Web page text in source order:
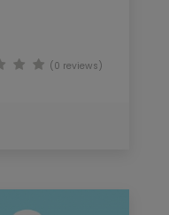
(0 reviews)